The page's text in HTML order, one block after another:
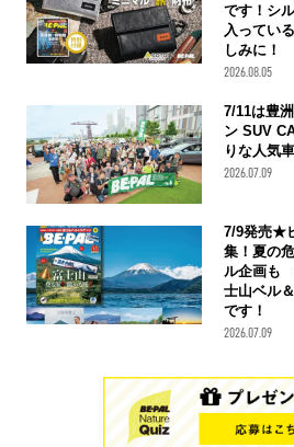
です！シ
入ってい
しみに！
2026.08.05
7/11は豊
ン SUV
りな人気
2026.07.09
7/9発売★
集！夏の
ル企画も
士山ベル
です！
2026.07.09